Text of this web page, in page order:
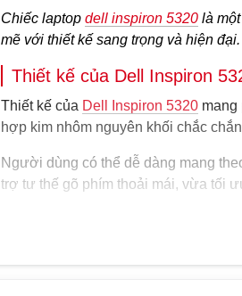
Chiếc laptop dell inspiron 5320 là
mẽ với thiết kế sang trọng và hiện đại.
Thiết kế của Dell Inspiron
Thiết kế của Dell Inspiron 5320 mang
hợp kim nhôm nguyên khối chắc
Người dùng có thể dễ dàng mang
trợ tư thế gõ phím thoải mái, vừa tối